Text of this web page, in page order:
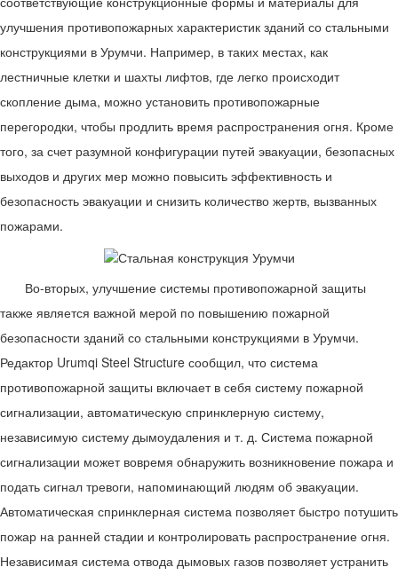
улучшения противопожарных характеристик зданий со стальными
конструкциями в Урумчи. Например, в таких местах, как
лестничные клетки и шахты лифтов, где легко происходит
скопление дыма, можно установить противопожарные
перегородки, чтобы продлить время распространения огня. Кроме
того, за счет разумной конфигурации путей эвакуации, безопасных
выходов и других мер можно повысить эффективность и
безопасность эвакуации и снизить количество жертв, вызванных
пожарами.
Во-вторых, улучшение системы противопожарной защиты
также является важной мерой по повышению пожарной
безопасности зданий со стальными конструкциями в Урумчи.
Редактор Urumqi Steel Structure сообщил, что система
противопожарной защиты включает в себя систему пожарной
сигнализации, автоматическую спринклерную систему,
независимую систему дымоудаления и т. д. Система пожарной
сигнализации может вовремя обнаружить возникновение пожара и
подать сигнал тревоги, напоминающий людям об эвакуации.
Автоматическая спринклерная система позволяет быстро потушить
пожар на ранней стадии и контролировать распространение огня.
Независимая система отвода дымовых газов позволяет устранить